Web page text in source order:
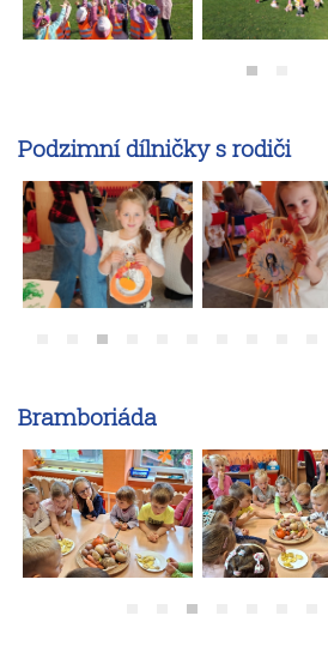
Podzimní dílničky s rodiči
Bramboriáda